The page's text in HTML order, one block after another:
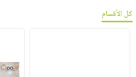
كل الأقسام